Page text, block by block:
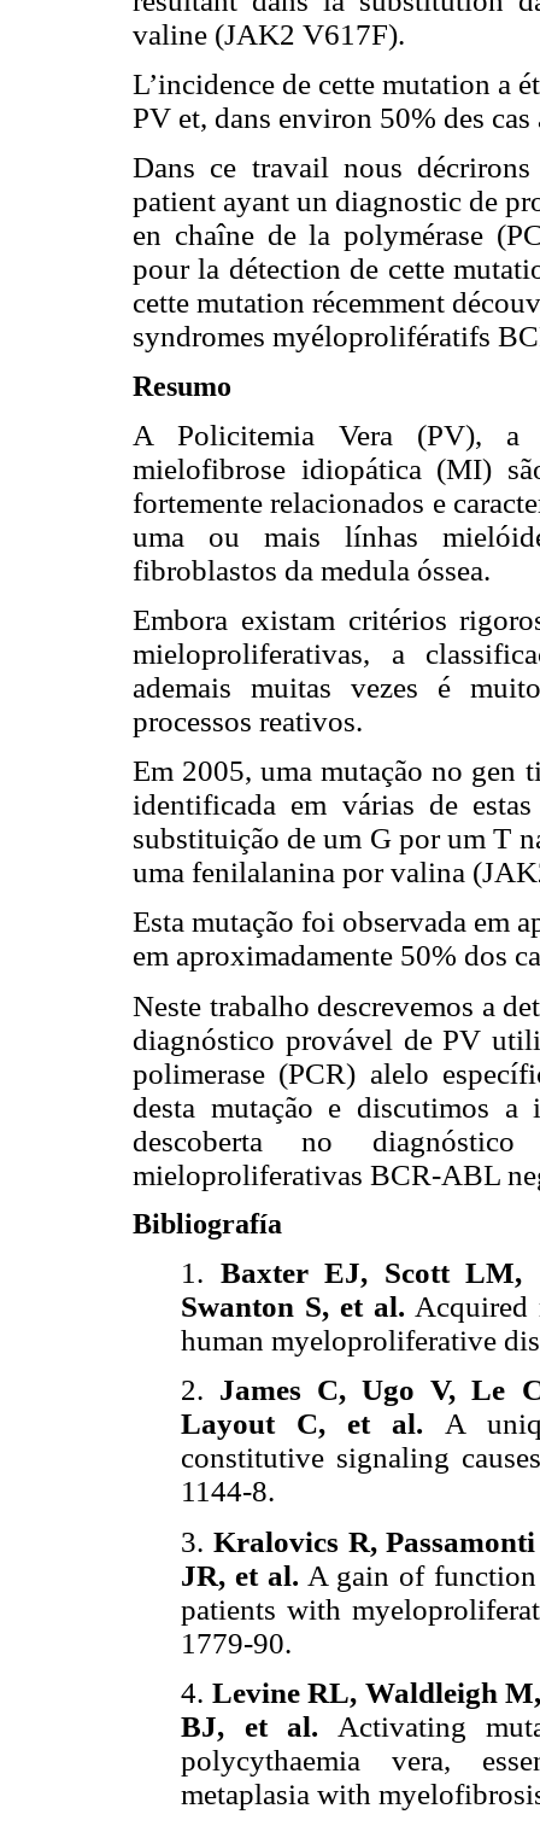
valine (JAK2 V617F).
L’incidence de cette mutation a
PV et, dans environ 50% des
Dans ce travail nous
patient ayant un diagnostic de
en chaîne de la polymérase
pour la détection de cette
cette mutation récemment
syndromes myéloprolifératifs
Resumo
A Policitemia Vera (PV), a
mielofibrose idiopática (MI)
fortemente relacionados e
uma ou mais línhas
fibroblastos da medula óssea.
Embora existam critérios
mieloproliferativas, a
ademais muitas vezes é
processos reativos.
Em 2005, uma mutação no gen
identificada em várias de
substituição de um G por um T
uma fenilalanina por valina
Esta mutação foi observada em
em aproximadamente 50% dos
Neste trabalho descrevemos a
diagnóstico provável de PV
polimerase (PCR) alelo
desta mutação e discutimos a
descoberta no
mieloproliferativas BCR-ABL
Bibliografía
1. Baxter EJ, Scott LM,
Swanton S, et al.
human myeloproliferative
2. James C, Ugo V, Le
Layout C, et al. A
constitutive signaling
1144-8.
3. Kralovics R,
JR, et al. A gain of
patients with
1779-90.
4. Levine RL, Waldleigh
BJ, et al. Activating
polycythaemia vera,
metaplasia with